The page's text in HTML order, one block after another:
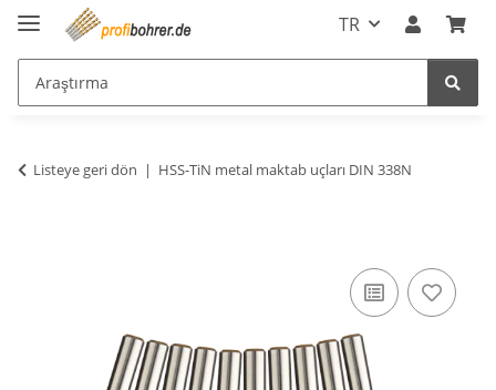
TR
Listeye geri dön HSS-TiN metal maktab uçları DIN 338N